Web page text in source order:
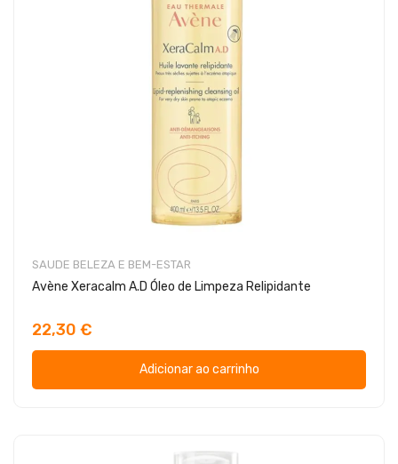
SAUDE BELEZA E BEM-ESTAR
Avène Xeracalm A.D Óleo de Limpeza Relipidante
22,30 €
Adicionar ao carrinho